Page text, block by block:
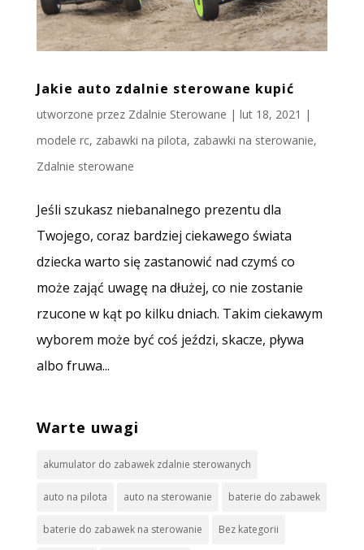
Jakie auto zdalnie sterowane kupić
utworzone przez Zdalnie Sterowane | lut 18, 2021 |
modele rc, zabawki na pilota, zabawki na sterowanie,
Zdalnie sterowane
Jeśli szukasz niebanalnego prezentu dla
Twojego, coraz bardziej ciekawego świata
dziecka warto się zastanowić nad czymś co
może zająć uwagę na dłużej, co nie zostanie
rzucone w kąt po kilku dniach. Takim ciekawym
wyborem może być coś jeździ, skacze, pływa
albo fruwa...
Warte uwagi
akumulator do zabawek zdalnie sterowanych
auto na pilota auto na sterowanie baterie do zabawek
baterie do zabawek na sterowanie Bez kategorii